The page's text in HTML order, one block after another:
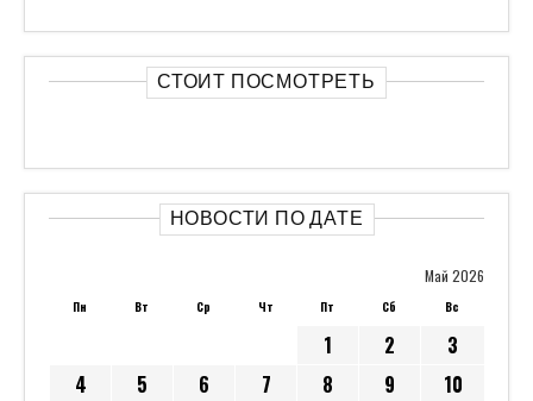
СТОИТ ПОСМОТРЕТЬ
НОВОСТИ ПО ДАТЕ
Май 2026
Пн Вт Ср Чт Пт Сб Вс
1 2
3
4
5 6 7 8 9
10